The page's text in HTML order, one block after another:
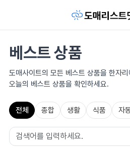
베스트 상품
도매사이트의 모든 베스트 상품을 한자
오늘의 베스트 상품을 확인하세요.
전체 종합 생활 식품 자